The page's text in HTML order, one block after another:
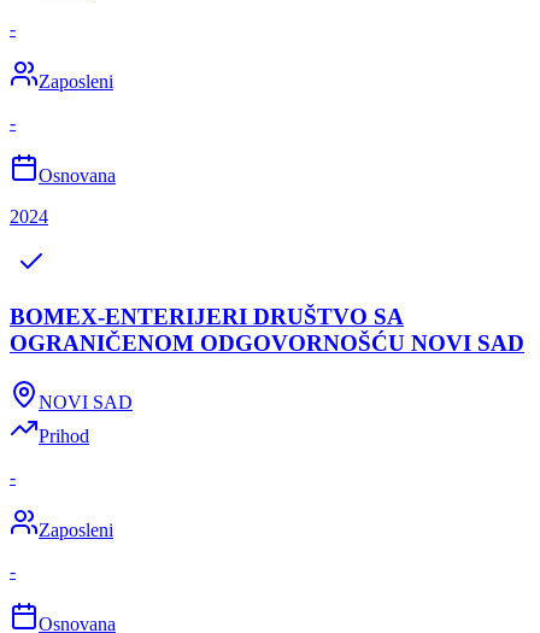
-
Zaposleni
-
Osnovana
2024
BOMEX-ENTERIJERI DRUŠTVO SA
OGRANIČENOM ODGOVORNOŠĆU NOVI SAD
NOVI SAD
Prihod
-
Zaposleni
-
Osnovana